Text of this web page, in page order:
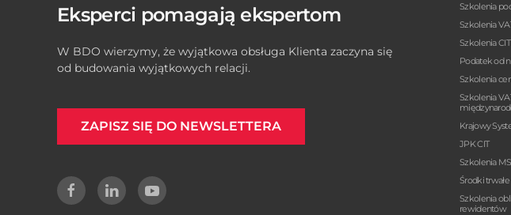
Eksperci pomagają ekspertom
W BDO wierzymy, że wyjątkowa obsługa Klienta zaczyna się
od budowania wyjątkowych relacji.
ZAPISZ SIĘ DO NEWSLETTERA
Szkolenia
Szkolenia
Szkolenia CIT
Podatek od
Szkolenia
Szkolenia
Krajowy
JPK CIT
Szkolenia
Środki trwałe
Szkolenia
rewidentów